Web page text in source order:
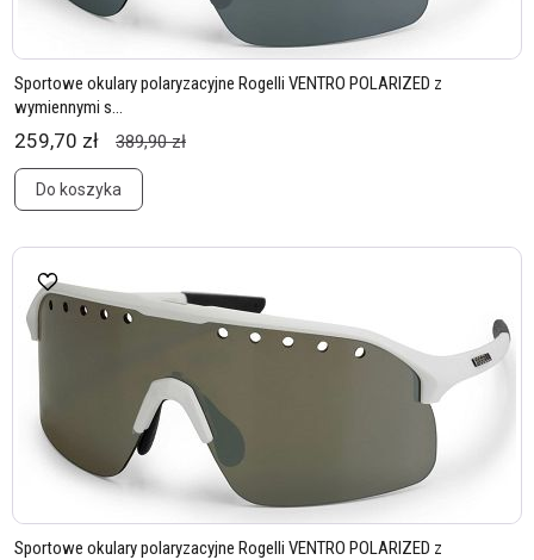
Sportowe okulary polaryzacyjne Rogelli VENTRO POLARIZED z
wymiennymi s...
259,70 zł 389,90 zł
Do koszyka
Sportowe okulary polaryzacyjne Rogelli VENTRO POLARIZED z